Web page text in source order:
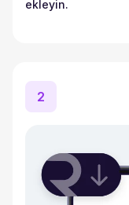
ekleyin.
2